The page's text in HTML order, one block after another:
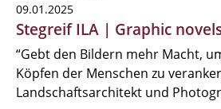
09.01.2025
Stegreif ILA | Graphic
“Gebt den Bildern mehr Macht,
Köpfen der Menschen zu
Landschaftsarchitekt und